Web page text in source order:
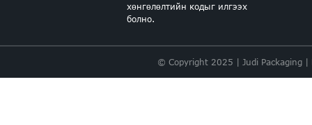
ТУСГАЙ БАГЦ
САЛЫН ЦААС БӨӨН
хөнгөлөлтийн кодыг илгээх
болно.
© Copyright 2025 | Judi Packaging |